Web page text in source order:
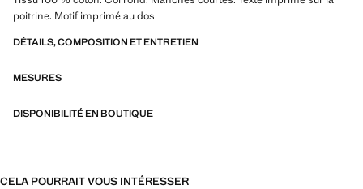
poitrine. Motif imprimé au dos
DÉTAILS, COMPOSITION ET ENTRETIEN
MESURES
DISPONIBILITÉ EN BOUTIQUE
CELA POURRAIT VOUS INTÉRESSER